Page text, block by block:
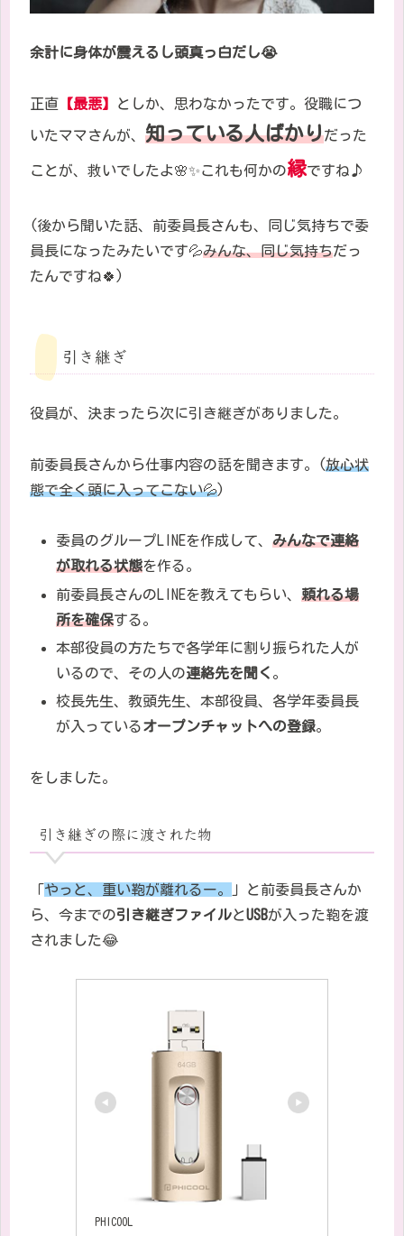
余計に身体が震えるし頭真っ白だし😭
正直 【最悪】 としか、思わなかったです。役職につ
いたママさんが、 知っている人ばかりだった
ことが、救いでしたよ🌸✨これも何かの縁ですね♪
(後から聞いた話、前委員長さんも、同じ気持ちで委
員長になったみたいです💦みんな、同じ気持ちだっ
たんですね🍀 )
引き継ぎ
役員が、決まったら次に引き継ぎがありました。
前委員長さんから仕事内容の話を聞きます。 (放心状
態で全く頭に入ってこない💦)
委員のグループLINEを作成して、みんなで連絡
が取れる状態を作る。
前委員長さんの LINEを教えてもらい、頼れる場
所を確保する。
本部役員の方たちで各学年に割り振られた人が
いるので、その人の連絡先を聞く 。
校長先生、教頭先生、本部役員、各学年委員長
が入っているオープンチャットへの登録。
をしました。
引き継ぎの際に渡された物
「やっと、重い鞄が離れるー。
」と前委員長さんか
ら、今までの引き継ぎファイルとUSBが入った鞄を渡
されました😂
PHICOOL